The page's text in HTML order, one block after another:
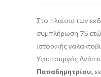
Στο πλαίσιο των
συμπλήρωση 75
ιστορικής
Υφυπουργός
Παπαδημητρίου,